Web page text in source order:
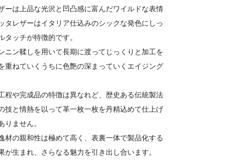
ーは上品な光沢と凹凸感に富んだワイルドな表情
タレザーはイタリア仕込みのシックな発色にしっ
タッチが特徴的です。
ニン鞣しを用いて長期に渡ってじっくりと加工を
重ねていくうちに色艶の深まっていくエイジング
程や完成品の特徴は異なれど、歴史ある伝統製法
技と情熱を以って革一枚一枚を丹精込めて仕上げ
りません。
材の親和性は極めて高く、表裏一体で製品化する
が生まれ、さらなる魅力を引き出し合います。